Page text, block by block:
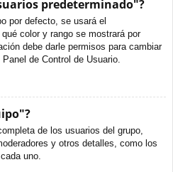
predeterminado"?
por defecto, se usará el
color y rango se mostrará por
debe darle permisos para cambiar
de Control de Usuario.
de los usuarios del grupo,
y otros detalles, como los
uno.